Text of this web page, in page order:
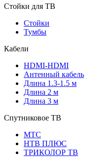
Стойки для ТВ
Стойки
Тумбы
Кабели
HDMI-HDMI
Антенный кабель
Длина 1.3-1.5 м
Длина 2 м
Длина 3 м
Спутниковое ТВ
МТС
НТВ ПЛЮС
ТРИКОЛОР ТВ